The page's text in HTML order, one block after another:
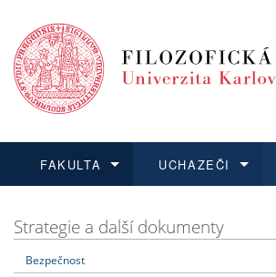
FAKULTA
Dozvědět se více
UCHAZEČI
Podat přihlášku
Dozvědět se více
Dozvědět se více
Dozvědět se více
Strategie a další dokumenty
Bezpečnost